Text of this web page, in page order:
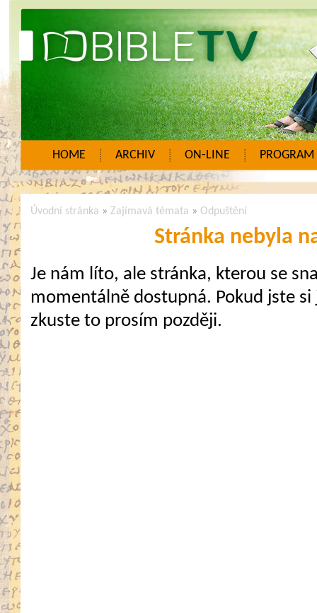
HOME ARCHIV ON-LINE PROGRAM
Úvodní stránka »Zajímavá témata » Odpuštění
Stránka nebyla
Je nám líto, ale stránka, kterou se
momentálně dostupná. Pokud jste
zkuste to prosím později.